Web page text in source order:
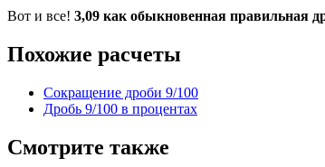
Вот и все! 3,09 как обыкновенная правильная
Похожие расчеты
Сокращение дроби 9/100
Дробь 9/100 в процентах
Смотрите также